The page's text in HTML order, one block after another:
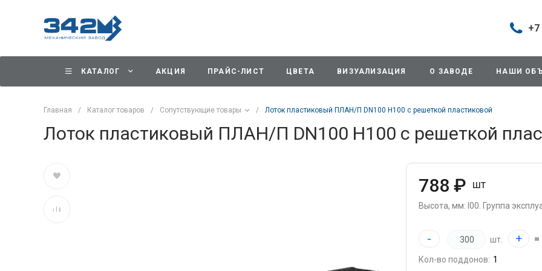
+7
+7
г.
д.11/10
+7
г.
КАТАЛОГ АКЦИЯ ПРАЙС-ЛИСТ ЦВЕТА ВИЗУАЛИЗАЦИЯ О ЗАВОДЕ НАШИ
Главная / Каталог товаров / Сопутствующие товары / Лоток пластиковый ПЛАН/П DN100 H100 с решеткой пластиковой
Лоток пластиковый ПЛАН/П DN100 H100 с решеткой
788 ₽ шт
Высота, мм: I00. Группа
- шт. + =
Кол-во поддонов: